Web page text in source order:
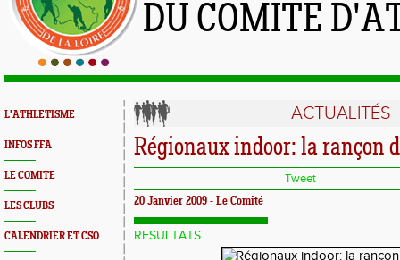
DU COMITÉ
L'ATHLETISME
INFOS FFA
LE COMITE
LES CLUBS
CALENDRIER ET CSO
ACTUALITÉS
Régionaux indoor: la rançon
Tweet
20 Janvier 2009 - Le Comité
RESULTATS